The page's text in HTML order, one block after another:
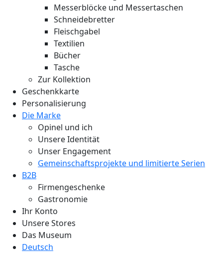
Messerblöcke und Messertaschen
Schneidebretter
Fleischgabel
Textilien
Bücher
Tasche
Zur Kollektion
Geschenkkarte
Personalisierung
Die Marke
Opinel und ich
Unsere Identität
Unser Engagement
Gemeinschaftsprojekte und limitierte Serien
B2B
Firmengeschenke
Gastronomie
Ihr Konto
Unsere Stores
Das Museum
Deutsch